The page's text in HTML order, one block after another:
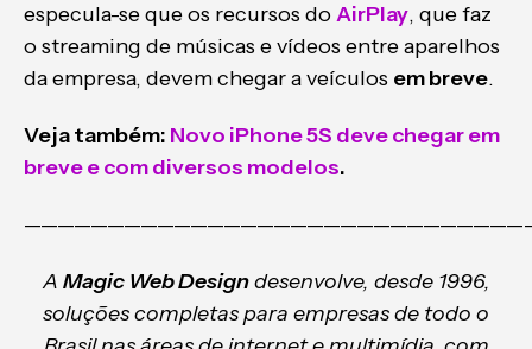
especula-se que os recursos doAirPlay, que faz
o streaming de músicas e vídeos entre aparelhos
da empresa, devem chegar a veículos em breve.
Veja também: Novo iPhone 5S deve chegar em
breve e com diversos modelos.
——————————————————————————————-
A Magic Web Designdesenvolve, desde 1996,
soluções completas para empresas de todo o